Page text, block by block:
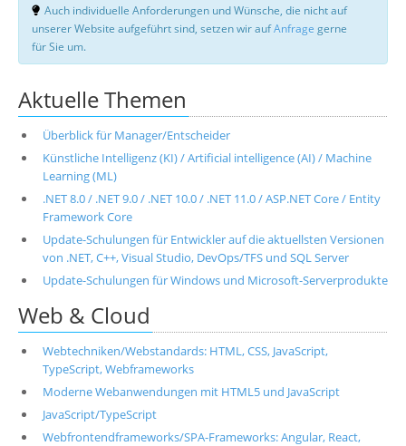
Auch individuelle Anforderungen und Wünsche, die nicht auf
unserer Website aufgeführt sind, setzen wir aufAnfrage gerne
für Sie um.
Aktuelle Themen
Überblick für Manager/Entscheider
Künstliche Intelligenz (KI) / Artificial intelligence (AI) / Machine
Learning (ML)
.NET 8.0 / .NET 9.0 / .NET 10.0 / .NET 11.0 / ASP.NET Core / Entity
Framework Core
Update-Schulungen für Entwickler auf die aktuellsten Versionen
von .NET, C++, Visual Studio, DevOps/TFS und SQL Server
Update-Schulungen für Windows und Microsoft-Serverprodukte
Web & Cloud
Webtechniken/Webstandards: HTML, CSS, JavaScript,
TypeScript, Webframeworks
Moderne Webanwendungen mit HTML5 und JavaScript
JavaScript/TypeScript
Webfrontendframeworks/SPA-Frameworks: Angular, React,